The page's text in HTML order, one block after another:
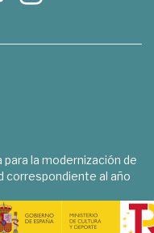
para la modernización de
correspondiente al año